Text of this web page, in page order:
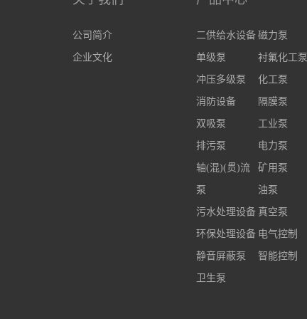
公司简介
企业文化
二供给水设备
单级泵
冲压多级泵
消防设备
双吸泵
排污泵
轴(混)(贯)流
泵
污水处理设备
环保处理设备
静音屏蔽泵
卫生泵
磁力泵
衬氟化工泵
化工泵
隔膜泵
工业泵
电力泵
矿用泵
油泵
真空泵
电气控制
智能控制